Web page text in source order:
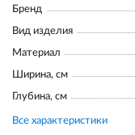
Бренд
Вид изделия
Материал
Ширина, см
Глубина, см
Все характеристики